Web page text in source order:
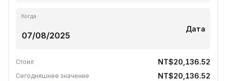
Когда
Дата
Стоил NT$20,136.52
Сегодняшнее значение NT$20,136.52